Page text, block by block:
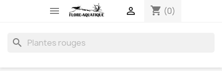
 shopping_cart (0)

search